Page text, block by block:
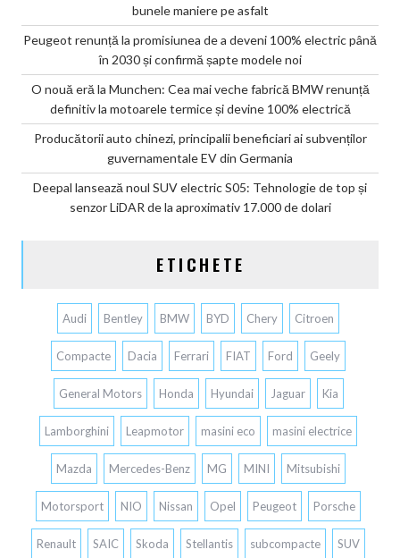
bunele maniere pe asfalt
Peugeot renunță la promisiunea de a deveni 100% electric până
în 2030 și confirmă șapte modele noi
O nouă eră la Munchen: Cea mai veche fabrică BMW renunță
definitiv la motoarele termice și devine 100% electrică
Producătorii auto chinezi, principalii beneficiari ai subvenților
guvernamentale EV din Germania
Deepal lansează noul SUV electric S05: Tehnologie de top și
senzor LiDAR de la aproximativ 17.000 de dolari
ETICHETE
Audi Bentley BMW BYD Chery Citroen
Compacte Dacia Ferrari FIAT Ford Geely
General Motors Honda Hyundai Jaguar Kia
Lamborghini Leapmotor masini eco masini electrice
Mazda Mercedes-Benz MG MINI Mitsubishi
Motorsport NIO Nissan Opel Peugeot Porsche
Renault SAIC Skoda Stellantis subcompacte SUV